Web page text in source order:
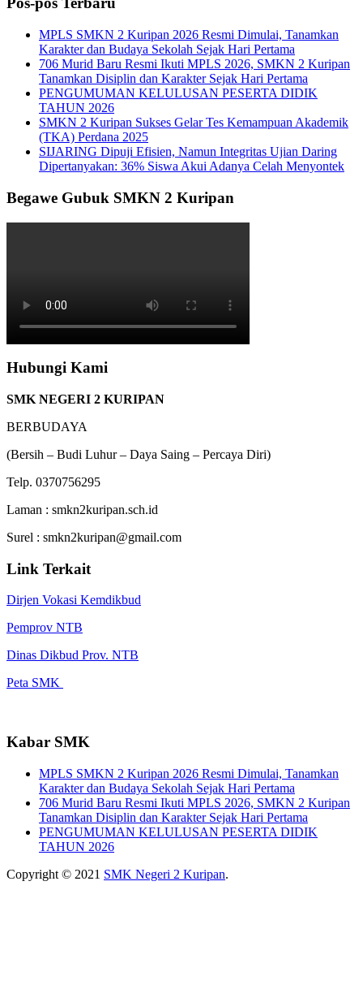
MPLS SMKN 2 Kuripan 2026 Resmi Dimulai, Tanamkan
Karakter dan Budaya Sekolah Sejak Hari Pertama
706 Murid Baru Resmi Ikuti MPLS 2026, SMKN 2 Kuripan
Tanamkan Disiplin dan Karakter Sejak Hari Pertama
PENGUMUMAN KELULUSAN PESERTA DIDIK
TAHUN 2026
SMKN 2 Kuripan Sukses Gelar Tes Kemampuan Akademik
(TKA) Perdana 2025
SIJARING Dipuji Efisien, Namun Integritas Ujian Daring
Dipertanyakan: 36% Siswa Akui Adanya Celah Menyontek
Begawe Gubuk SMKN 2 Kuripan
Hubungi Kami
SMK NEGERI 2 KURIPAN
BERBUDAYA
(Bersih – Budi Luhur – Daya Saing – Percaya Diri)
Telp. 0370756295
Laman : smkn2kuripan.sch.id
Surel : smkn2kuripan@gmail.com
Link Terkait
Dirjen Vokasi Kemdikbud
Pemprov NTB
Dinas Dikbud Prov. NTB
Peta SMK
Kabar SMK
MPLS SMKN 2 Kuripan 2026 Resmi Dimulai, Tanamkan
Karakter dan Budaya Sekolah Sejak Hari Pertama
706 Murid Baru Resmi Ikuti MPLS 2026, SMKN 2 Kuripan
Tanamkan Disiplin dan Karakter Sejak Hari Pertama
PENGUMUMAN KELULUSAN PESERTA DIDIK
TAHUN 2026
Copyright © 2021 SMK Negeri 2 Kuripan.